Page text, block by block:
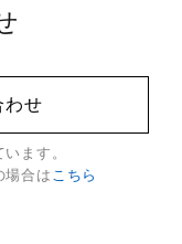
わせ
ます。
場合は こちら